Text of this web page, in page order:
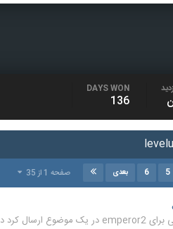
DAYS WON
136
5
6 بعدی صفحه 1 از 35